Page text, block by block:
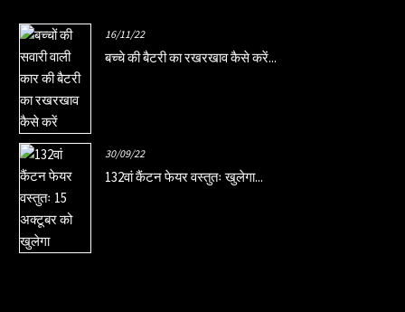
16/11/22
बच्चे की बैटरी का रखरखाव कैसे करें...
30/09/22
132वां कैंटन फेयर वस्तुतः खुलेगा...